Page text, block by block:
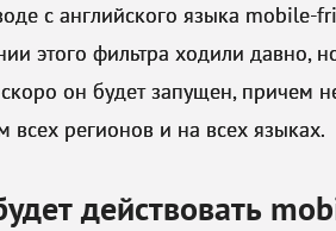
с английского языка
этого фильтра ходили давно,
он будет запущен, причем
всех регионов и на всех языках.
действовать